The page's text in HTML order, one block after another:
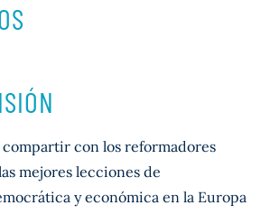
con los reformadores
mejores lecciones de
y económica en la Europa